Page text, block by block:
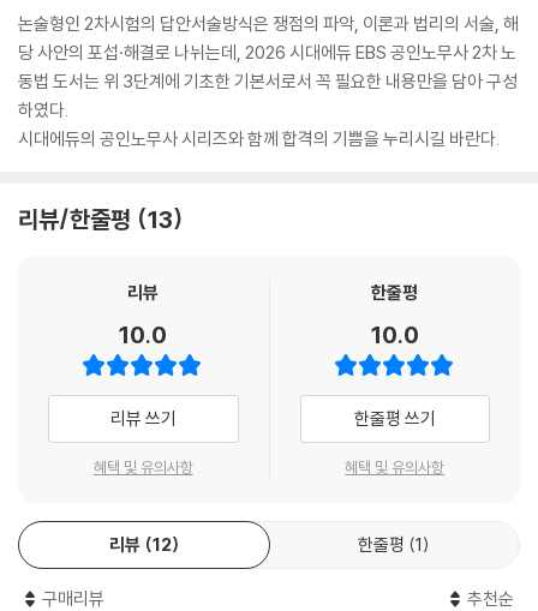
논술형인 2차시험의 답안서술방식은 쟁점의 파악, 이론과 법리의 서술, 해
당 사안의 포섭·해결로 나뉘는데, 2026 시대에듀 EBS 공인노무사 2차 노
동법 도서는 위 3단계에 기초한 기본서로서 꼭 필요한 내용만을 담아 구성
하였다.
시대에듀의 공인노무사 시리즈와 함께 합격의 기쁨을 누리시길 바란다.
리뷰/한줄평 13
리뷰
10.0
리뷰 쓰기
혜택 및 유의사항
한줄평
10.0
한줄평 쓰기
혜택 및 유의사항
리뷰 12 한줄평 1
구매리뷰 추천순